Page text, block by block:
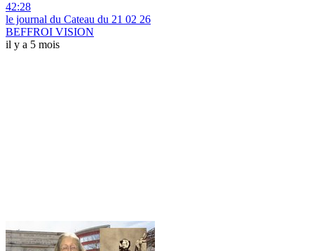
42:28
le journal du Cateau du 21 02 26
BEFFROI VISION
il y a 5 mois